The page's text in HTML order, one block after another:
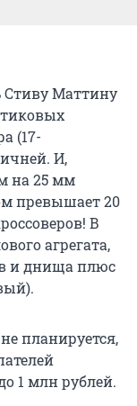
Стиву Маттину
(17-
И,
на 25 мм
превышает 20
В
агрегата,
и днища плюс
планируется,
1 млн рублей.